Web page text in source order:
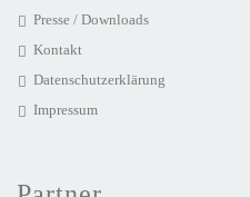
Presse / Downloads
Kontakt
Datenschutzerklärung
Impressum